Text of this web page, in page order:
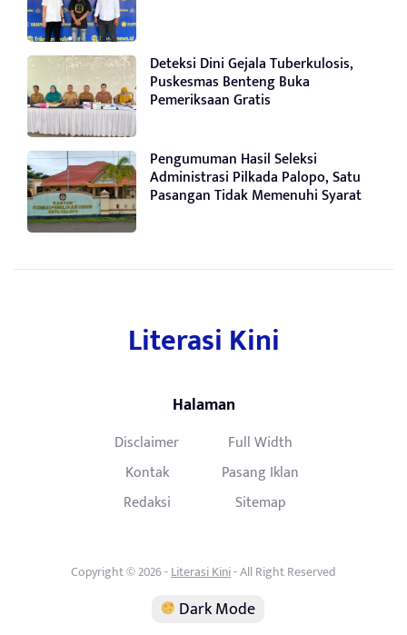
Deteksi Dini Gejala Tuberkulosis,
Puskesmas Benteng Buka
Pemeriksaan Gratis
Pengumuman Hasil Seleksi
Administrasi Pilkada Palopo, Satu
Pasangan Tidak Memenuhi Syarat
Literasi Kini
Halaman
Disclaimer
Full Width
Kontak
Pasang Iklan
Redaksi
Sitemap
Copyright © 2026 -Literasi Kini- All Right Reserved
Dark Mode